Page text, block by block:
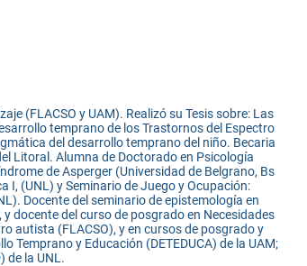
(FLACSO y UAM). Realizó su Tesis sobre: Las
temprano de los Trastornos del Espectro
del desarrollo temprano del niño. Becaria
Litoral. Alumna de Doctorado en Psicología
de Asperger (Universidad de Belgrano, Bs
I, (UNL) y Seminario de Juego y Ocupación:
Docente del seminario de epistemología en
docente del curso de posgrado en Necesidades
autista (FLACSO), y en cursos de posgrado y
Temprano y Educación (DETEDUCA) de la UAM;
de la UNL.